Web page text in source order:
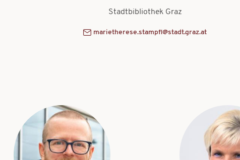
Stadtbibliothek Graz
marietherese.stampfl@stadt.graz.at